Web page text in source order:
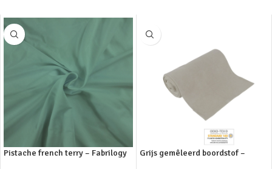
Pistache french terry – Fabrilogy
Grijs gemêleerd boordstof –